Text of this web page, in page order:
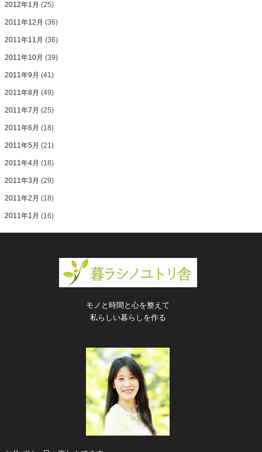
2012年1月 (25)
2011年12月 (36)
2011年11月 (36)
2011年10月 (39)
2011年9月 (41)
2011年8月 (49)
2011年7月 (25)
2011年6月 (18)
2011年5月 (21)
2011年4月 (18)
2011年3月 (29)
2011年2月 (18)
2011年1月 (16)
モノと時間と心を整えて
私らしい暮らしを作る